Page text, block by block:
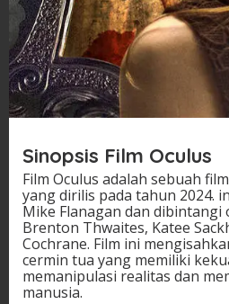
Sinopsis Film Oculus
Film Oculus adalah sebuah
yang dirilis pada tahun 2024.
Mike Flanagan dan dibintangi
Brenton Thwaites, Katee
Cochrane. Film ini
cermin tua yang memiliki
memanipulasi realitas dan
manusia.